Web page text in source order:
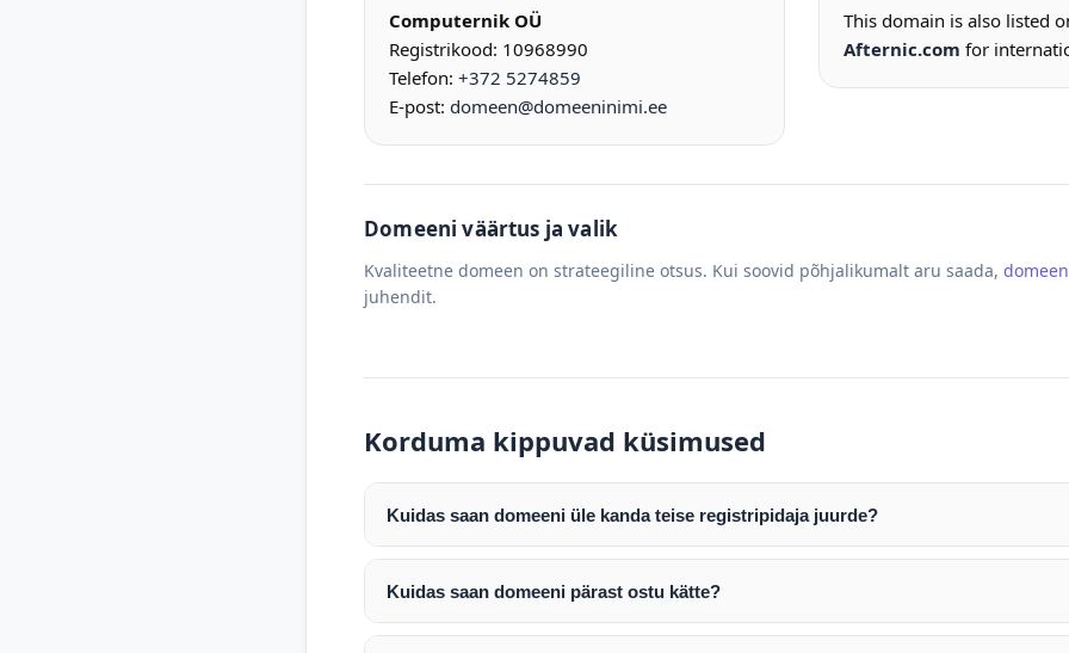
Computernik OÜ
Registrikood: 10968990
Telefon: +372 5274859
E-post: domeen@domeeninimi.ee
This domain is also listed
Afternic.com for
Domeeni väärtus ja valik
Kvaliteetne domeen on strateegiline otsus. Kui soovid põhjalikumalt aru saada,
juhendit.
Korduma kippuvad küsimused
Kuidas saan domeeni üle kanda teise registripidaja juurde?
Pärast makse laekumist edastame teile domeeni AUTH (EPP) koodi. Selle abil saate
enda valitud registripidaja juurde.
Domeeni ülekandmine toimub registripidajate vahelise protsessina ning võib võtta
Kuidas saan domeeni pärast ostu kätte?
Pärast ostu vormistamist väljastame arve. Maksekinnituse järel edastame teile